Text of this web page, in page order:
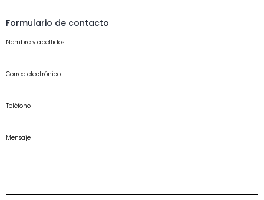
Formulario de contacto
Nombre y apellidos
Correo electrónico
Teléfono
Mensaje